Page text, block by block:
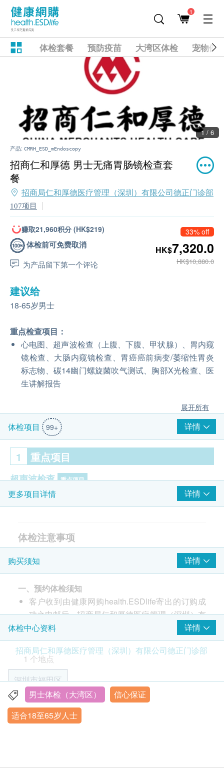
1
体检套餐 预防疫苗 大湾区体检 宠物健
1 / 6
产品: CMRH_ESD_mEndoscopy
招商仁和厚德 男士无痛胃肠镜检查套
餐
招商局仁和厚德医疗管理（深圳）有限公司德正门诊部
107项目
赚取21,960积分 (HK$219)
体检前可免费取消
为产品留下第一个评论
33% off
HK$7,320.0
HK$10,880.0
建议给
18-65岁男士
重点检查项目：
心电图、超声波检查（上腹、下腹、甲状腺）、胃内窥
镜检查、大肠内窥镜检查、胃癌癌前病变/萎缩性胃炎
标志物、碳14幽门螺旋菌吹气测试、胸部X光检查、医
生讲解报告
展开所有
体检项目 99+ 详情
1 重点项目
超声波检查 重点项目
上腹腔超声波:肝
上腹腔超声波:胆
上腹腔超声波:肾
输尿管超声波
B超檢查- 膀胱
前列腺超声波- 只限男士
甲状腺超声波
胃蛋白酶原 I
胃蛋白酶原 II
胃蛋白酶原 I/II 比值
胃泌素17
肠及胃癌风险评估 重点项目
胃内窥镜检查
更多项目详情 详情
体检注意事项
1、检前饮食生活注意：体检当天早晨需空腹、禁
水，体检前一天清淡饮食，晚上8点之后勿再进食，
10点后禁水。保证睡眠，避免剧烈运动和情绪激动，
以保证体检结果的准确性。
2、血液检查：如有抽血项目，检查前应禁食8-12小
时；如有晕针晕血，请提前告知医护人员。
3、含辐射项目：X射线检查，请勿穿带有金属饰物或
配件的衣服。半年内准备怀孕的人群请勿做X射线检
查等含辐射项目。
胃肠镜检查注意事项
什么是无痛胃肠镜检查？
无痛胃肠镜检查技术，指在胃肠镜检查时经静脉给予
适量的短效镇静、镇痛药物，使受检者在浅睡眠状态
购买须知 详情
一、预约体检须知
客户收到由健康网购health.ESDlife寄出的订购成
功之电邮后，招商局仁和厚德医疗管理（深圳）有
限公司德正门诊部将于随后1个工作日的办公时间
内，致电客户预约身体检查的时间及地点。客户亦
可至少提前1个工作日联络招商局仁和厚德医疗管
理（深圳）有限公司德正门诊部进行预约（联络电
话：+86 13670018171；微信：+86
13670018171）。
客户至现场后，招商局仁和厚德医疗管理（深圳）
有限公司德正门诊部工作人员会核对客户的姓名、
体检中心资料
详情
招商局仁和厚德医疗管理（深圳）有限公司德正门诊部
1 个地点
深圳市福田区
深圳市福田区金田路4028号荣超经贸中心三楼312单元
营业时间：星期一至星期五 8:00-17:30，星期六8:00-12:00
男士体检（大湾区）
信心保证
适合18至65岁人士